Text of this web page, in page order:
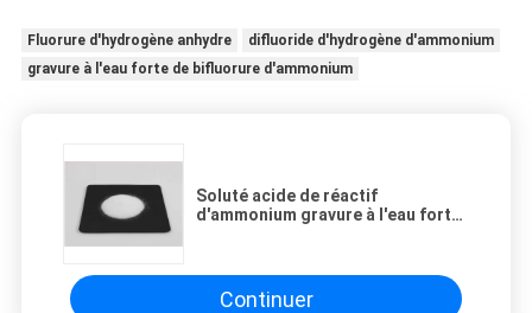
Fluorure d'hydrogène anhydre
difluoride d'hydrogène d'ammonium
gravure à l'eau forte de bifluorure d'ammonium
Soluté acide de réactif
d'ammonium gravure à l'eau forte
Continuer